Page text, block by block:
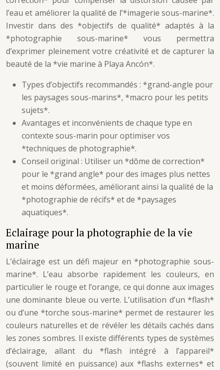
l’eau et améliorer la qualité de l’*imagerie sous-marine*.
Investir dans des *objectifs de qualité* adaptés à la
*photographie sous-marine* vous permettra
d’exprimer pleinement votre créativité et de capturer la
beauté de la *vie marine à Playa Ancón*.
Types d’objectifs recommandés : *grand-angle pour
les paysages sous-marins*, *macro pour les petits
sujets*.
Avantages et inconvénients de chaque type en
contexte sous-marin pour optimiser vos
*techniques de photographie*.
Conseil original : Utiliser un *dôme de correction*
pour le *grand angle* pour des images plus nettes
et moins déformées, améliorant ainsi la qualité de la
*photographie de récifs* et de *paysages
aquatiques*.
Eclairage pour la photographie de la vie
marine
L’éclairage est un défi majeur en *photographie sous-
marine*. L’eau absorbe rapidement les couleurs, en
particulier le rouge et l’orange, ce qui donne aux images
une dominante bleue ou verte. L’utilisation d’un *flash*
ou d’une *torche sous-marine* permet de restaurer les
couleurs naturelles et de révéler les détails cachés dans
les zones sombres. Il existe différents types de systèmes
d’éclairage, allant du *flash intégré à l’appareil*
(souvent limité en puissance) aux *flashs externes* et